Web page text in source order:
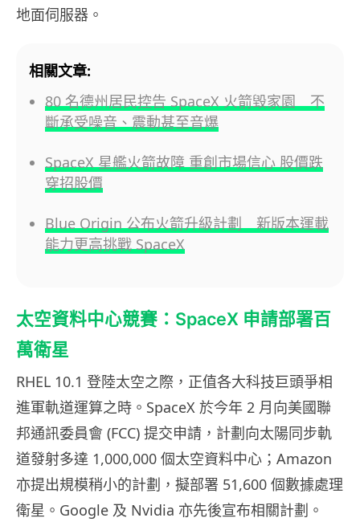
地面伺服器。
相關文章:
80 名德州居民控告 SpaceX 火箭毀家園 不
斷承受噪音、震動甚至音爆
SpaceX 星艦火箭故障 重創市場信心 股價跌
穿招股價
Blue Origin 公布火箭升級計劃 新版本運載
能力更高挑戰 SpaceX
太空資料中心競賽：SpaceX 申請部署百
萬衛星
RHEL 10.1 登陸太空之際，正值各大科技巨頭爭相
進軍軌道運算之時。SpaceX 於今年 2 月向美國聯
邦通訊委員會 (FCC) 提交申請，計劃向太陽同步軌
道發射多達 1,000,000 個太空資料中心；Amazon
亦提出規模稍小的計劃，擬部署 51,600 個數據處理
衛星。Google 及 Nvidia 亦先後宣布相關計劃。